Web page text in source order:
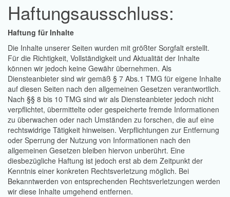
Haftungsausschluss:
Haftung für Inhalte
Die Inhalte unserer Seiten wurden mit größter Sorgfalt erstellt.
Für die Richtigkeit, Vollständigkeit und Aktualität der Inhalte
können wir jedoch keine Gewähr übernehmen. Als
Diensteanbieter sind wir gemäß § 7 Abs.1 TMG für eigene Inhalte
auf diesen Seiten nach den allgemeinen Gesetzen verantwortlich.
Nach §§ 8 bis 10 TMG sind wir als Diensteanbieter jedoch nicht
verpflichtet, übermittelte oder gespeicherte fremde Informationen
zu überwachen oder nach Umständen zu forschen, die auf eine
rechtswidrige Tätigkeit hinweisen. Verpflichtungen zur Entfernung
oder Sperrung der Nutzung von Informationen nach den
allgemeinen Gesetzen bleiben hiervon unberührt. Eine
diesbezügliche Haftung ist jedoch erst ab dem Zeitpunkt der
Kenntnis einer konkreten Rechtsverletzung möglich. Bei
Bekanntwerden von entsprechenden Rechtsverletzungen werden
wir diese Inhalte umgehend entfernen.